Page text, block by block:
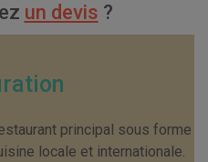
un devis ?
principal sous forme
locale et internationale.